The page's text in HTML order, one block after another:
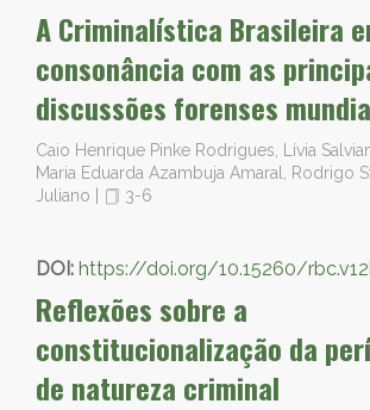
A Criminalística Brasileira
consonância com as
discussões forenses
Caio Henrique Pinke Rodrigues, Lívia
Maria Eduarda Azambuja Amaral, Rodrigo
Juliano
3-6
DOI: https://doi.org/10.15260/
Reflexões sobre a
constitucionalização da
de natureza criminal